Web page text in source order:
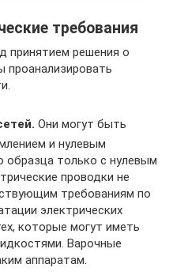
требования
принятием решения о
проанализировать
Они могут быть
и нулевым
образца только с нулевым
проводки не
требованиям по
электрических
которые могут иметь
Варочные
аппаратам.